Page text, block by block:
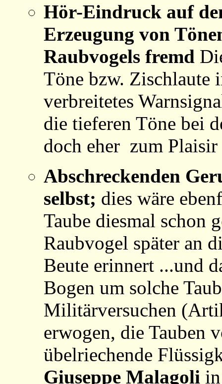
Hör-Eindruck auf
Erzeugung von
Raubvogels fremd
Töne bzw. Zischlaute
verbreitetes
die tieferen Töne bei
doch eher zum
Abschreckenden
selbst; dies wäre
Taube diesmal schon
Raubvogel später an
Beute erinnert ...und
Bogen um solche
Militärversuchen
erwogen, die Tauben
übelriechende
Giuseppe Malagoli